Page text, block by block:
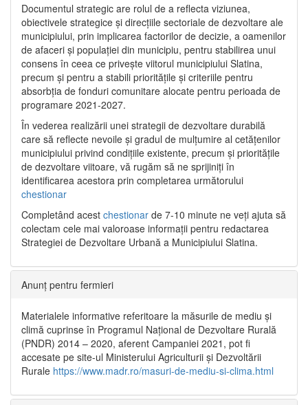
Documentul strategic are rolul de a reflecta viziunea,
obiectivele strategice și direcțiile sectoriale de dezvoltare ale
municipiului, prin implicarea factorilor de decizie, a oamenilor
de afaceri și populației din municipiu, pentru stabilirea unui
consens în ceea ce privește viitorul municipiului Slatina,
precum și pentru a stabili prioritățile și criteriile pentru
absorbția de fonduri comunitare alocate pentru perioada de
programare 2021-2027.
În vederea realizării unei strategii de dezvoltare durabilă
care să reflecte nevoile și gradul de mulțumire al cetățenilor
municipiului privind condițiile existente, precum și prioritățile
de dezvoltare viitoare, vă rugăm să ne sprijiniți în
identificarea acestora prin completarea următorului
chestionar
Completând acest chestionar de 7-10 minute ne veți ajuta să
colectam cele mai valoroase informații pentru redactarea
Strategiei de Dezvoltare Urbană a Municipiului Slatina.
Anunț pentru fermieri
Materialele informative referitoare la măsurile de mediu și
climă cuprinse în Programul Național de Dezvoltare Rurală
(PNDR) 2014 – 2020, aferent Campaniei 2021, pot fi
accesate pe site-ul Ministerului Agriculturii și Dezvoltării
Rurale https://www.madr.ro/masuri-de-mediu-si-clima.html